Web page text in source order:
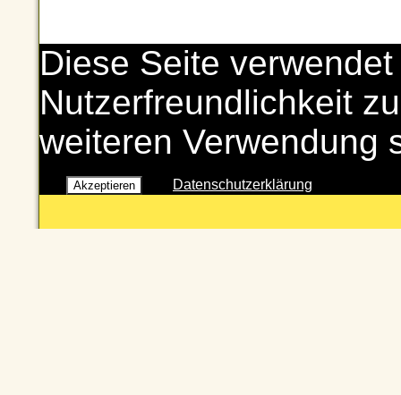
Diese Seite
Nutzerfreundlichkeit
weiteren Verwendung
Akzeptieren Datenschutzerklärung